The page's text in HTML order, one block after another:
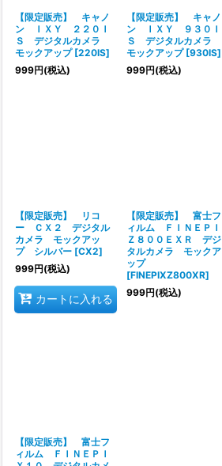
【限定販売】 キャノ
ン ＩＸＹ ２２０Ｉ
Ｓ デジタルカメラ
モックアップ [220IS]
999円(税込)
【限定販売】 キャノ
ン ＩＸＹ ９３０Ｉ
Ｓ デジタルカメラ
モックアップ [930IS]
999円(税込)
【限定販売】 リコ
ー ＣＸ２ デジタル
カメラ モックアッ
プ シルバー [CX2]
999円(税込)
カートに入れる
【限定販売】 富士フ
ィルム ＦＩＮＥＰＩ
Ｚ８００ＥＸＲ デジ
タルカメラ モックア
ップ
[FINEPIXZ800XR]
999円(税込)
【限定販売】 富士フ
ィルム ＦＩＮＥＰＩ